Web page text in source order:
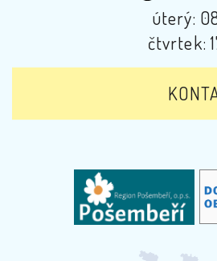
úterý:
čtvrtek: